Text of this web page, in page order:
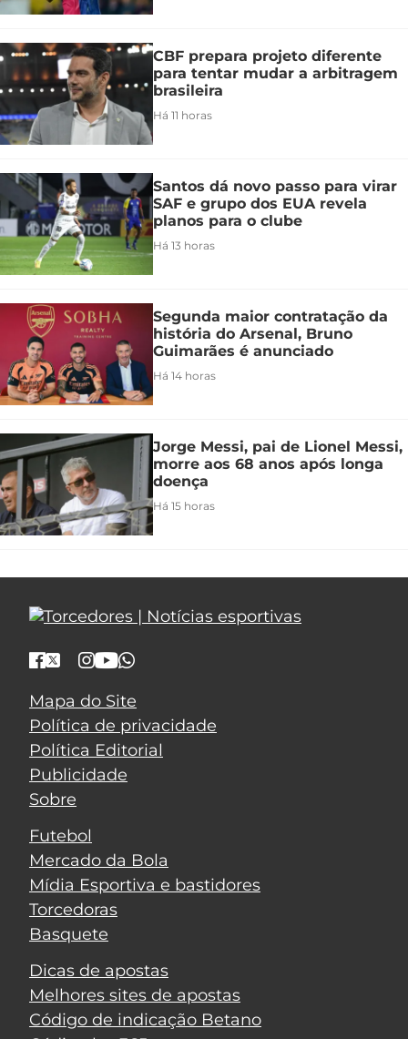
CBF prepara projeto diferente
para tentar mudar a arbitragem
brasileira
Há 11 horas
Santos dá novo passo para virar
SAF e grupo dos EUA revela
planos para o clube
Há 13 horas
Segunda maior contratação da
história do Arsenal, Bruno
Guimarães é anunciado
Há 14 horas
Jorge Messi, pai de Lionel Messi,
morre aos 68 anos após longa
doença
Há 15 horas
Mapa do Site
Política de privacidade
Política Editorial
Publicidade
Sobre
Futebol
Mercado da Bola
Mídia Esportiva e bastidores
Torcedoras
Basquete
Dicas de apostas
Melhores sites de apostas
Código de indicação Betano